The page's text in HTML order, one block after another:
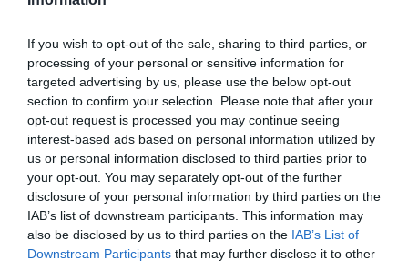
If you wish to opt-out of the sale, sharing to third parties, or
processing of your personal or sensitive information for
targeted advertising by us, please use the below opt-out
section to confirm your selection. Please note that after your
opt-out request is processed you may continue seeing
interest-based ads based on personal information utilized by
us or personal information disclosed to third parties prior to
your opt-out. You may separately opt-out of the further
disclosure of your personal information by third parties on the
IAB’s list of downstream participants. This information may
also be disclosed by us to third parties on the IAB’s List of
Downstream Participants that may further disclose it to other
TRANSFERÊNCIAS - ÉPOCA 2026/27
CAMPEÕES, SUBIDAS E DESCIDAS 2025-26
JOGOS EM DIRETO